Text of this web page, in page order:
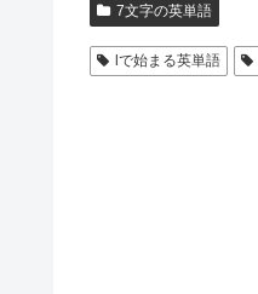
7文字の英単語
lで始まる英単語